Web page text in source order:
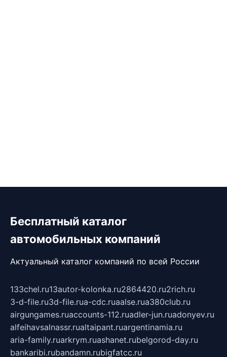
Бесплатный каталог
автомобильных компаний
Актуальный каталог компаний по всей России
133chel.ru13autor-kolonka.ru2864420.ru2rich.ru
3-d-file.ru3d-file.rua-cdc.ruaalse.rua380club.ru
airgungames.ruaccounts-112.ruadler-jun.ruadonyev.ru
alfeihavsalnassr.rualtaipant.ruargentinamia.ru
aria-family.ruarkrym.ruashanet.rubelgorod-day.ru
bankaribi.rubandamn.rubigfatcc.ru